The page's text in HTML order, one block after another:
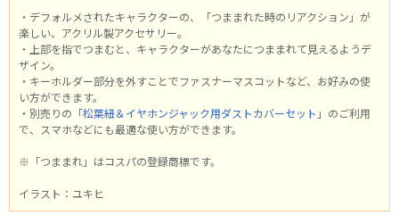
・デフォルメされたキャラクターの、「つままれた時のリアクション」が
楽しい、アクリル製アクセサリー。
・上部を指でつまむと、キャラクターがあなたにつままれて見えるようデ
ザイン。
・キーホルダー部分を外すことでファスナーマスコットなど、お好みの使
い方ができます。
・別売りの 「松葉紐＆イヤホンジャック用ダストカバーセット」 のご利用
で、スマホなどにも最適な使い方ができます。
※「つままれ」はコスパの登録商標です。
イラスト：ユキヒ